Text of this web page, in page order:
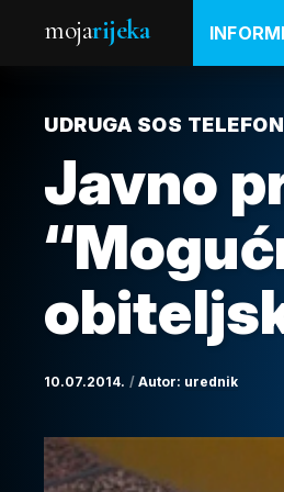
mojarijeka
UDRUGA SOS
Javno
10.07.2014. Autor: urednik